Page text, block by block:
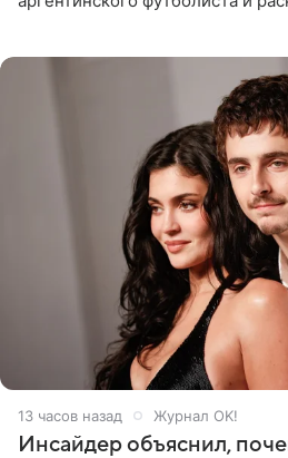
13 часов назад Журнал OK!
Инсайдер объяснил,